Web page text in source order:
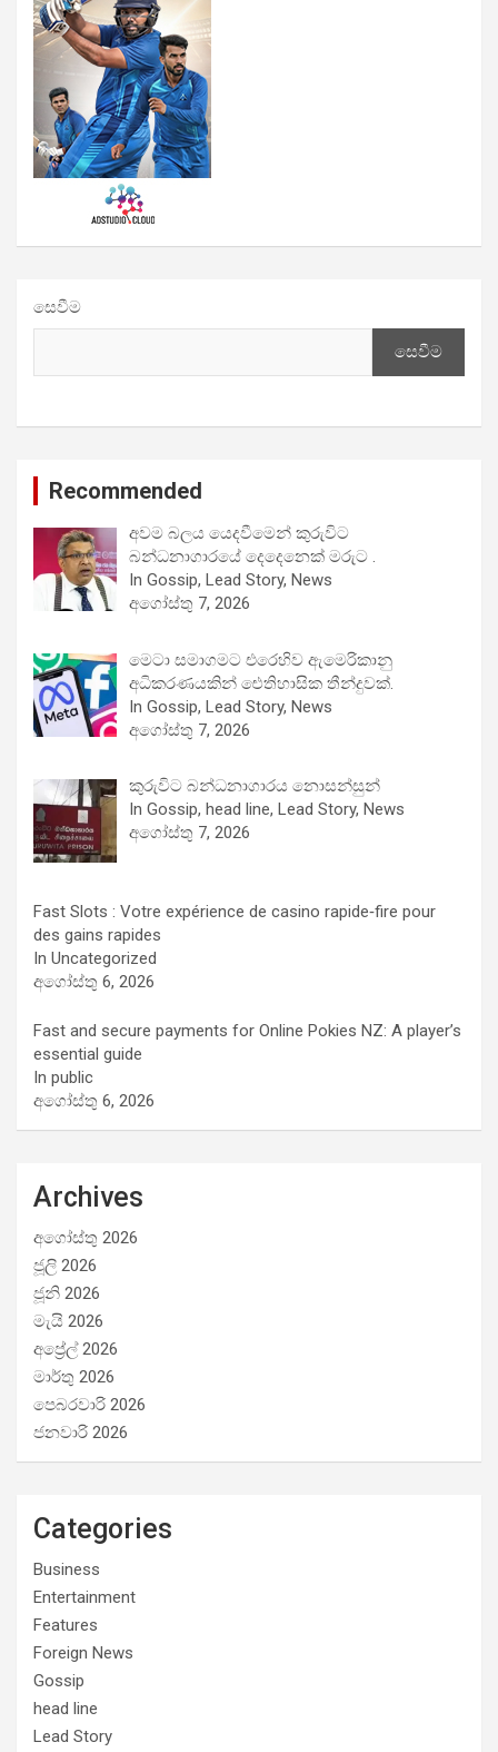
සෙවීම
සෙවීම
Recommended
අවම බලය යෙදවීමෙන් කුරුවිට
බන්ධනාගාරයේ දෙදෙනෙක් මරුට .
In Gossip, Lead Story, News
අගෝස්තු 7, 2026
මෙටා සමාගමට එරෙහිව ඇමෙරිකානු
අධිකරණයකින් ඓතිහාසික තීන්දුවක්.
In Gossip, Lead Story, News
අගෝස්තු 7, 2026
කුරුවිට බන්ධනාගාරය නොසන්සුන්
In Gossip, head line, Lead Story, News
අගෝස්තු 7, 2026
Fast Slots : Votre expérience de casino rapide‑fire pour
des gains rapides
In Uncategorized
අගෝස්තු 6, 2026
Fast and secure payments for Online Pokies NZ: A player’s
essential guide
In public
අගෝස්තු 6, 2026
Archives
අගෝස්තු 2026
ජූලි 2026
ජූනි 2026
මැයි 2026
අප්‍රේල් 2026
මාර්තු 2026
පෙබරවාරි 2026
ජනවාරි 2026
Categories
Business
Entertainment
Features
Foreign News
Gossip
head line
Lead Story